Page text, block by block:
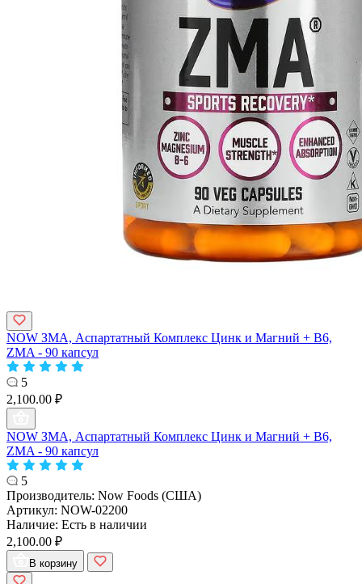
NOW ЗМА, Аспартатный Комплекс Цинк и Магний + B6,
ZMA - 90 капсул
5
2,100.00 ₽
NOW ЗМА, Аспартатный Комплекс Цинк и Магний + B6,
ZMA - 90 капсул
5
Производитель: Now Foods (США)
Артикул: NOW-02200
Наличие: Есть в наличии
2,100.00 ₽
В корзину